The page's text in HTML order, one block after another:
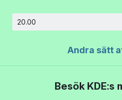
Andra sätt
Besök KDE:s